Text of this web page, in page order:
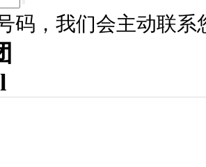
码，我们会主动联系